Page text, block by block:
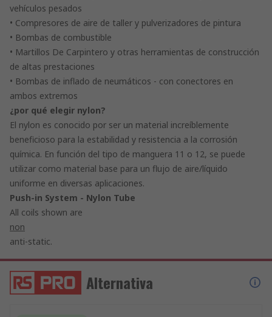
vehículos pesados
• Compresores de aire de taller y pulverizadores de pintura
• Bombas de combustible
• Martillos De Carpintero y otras herramientas de construcción
de altas prestaciones
• Bombas de inflado de neumáticos - con conectores en
ambos extremos
¿por qué elegir nylon?
El nylon es conocido por ser un material increíblemente
beneficioso para la estabilidad y resistencia a la corrosión
química. En función del tipo de manguera 11 o 12, se puede
utilizar como material base para un flujo de aire/líquido
uniforme en diversas aplicaciones.
Push-in System - Nylon Tube
All coils shown are
non
anti-static.
Alternativa